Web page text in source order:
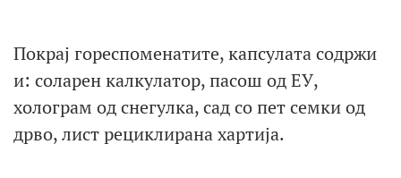
Покрај гореспоменатите, капсулата содржи
и: соларен калкулатор, пасош од ЕУ,
холограм од снегулка, сад со пет семки од
дрво, лист рециклирана хартија.